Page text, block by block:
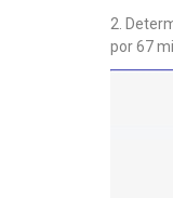
2.
por 67